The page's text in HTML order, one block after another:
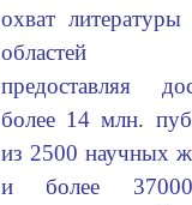
охват
областей
предоставляя
более 14 млн.
из 2500 научных
и более